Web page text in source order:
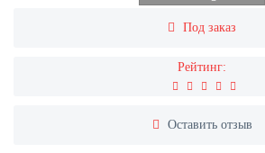
Под заказ
Рейтинг:
Оставить отзыв